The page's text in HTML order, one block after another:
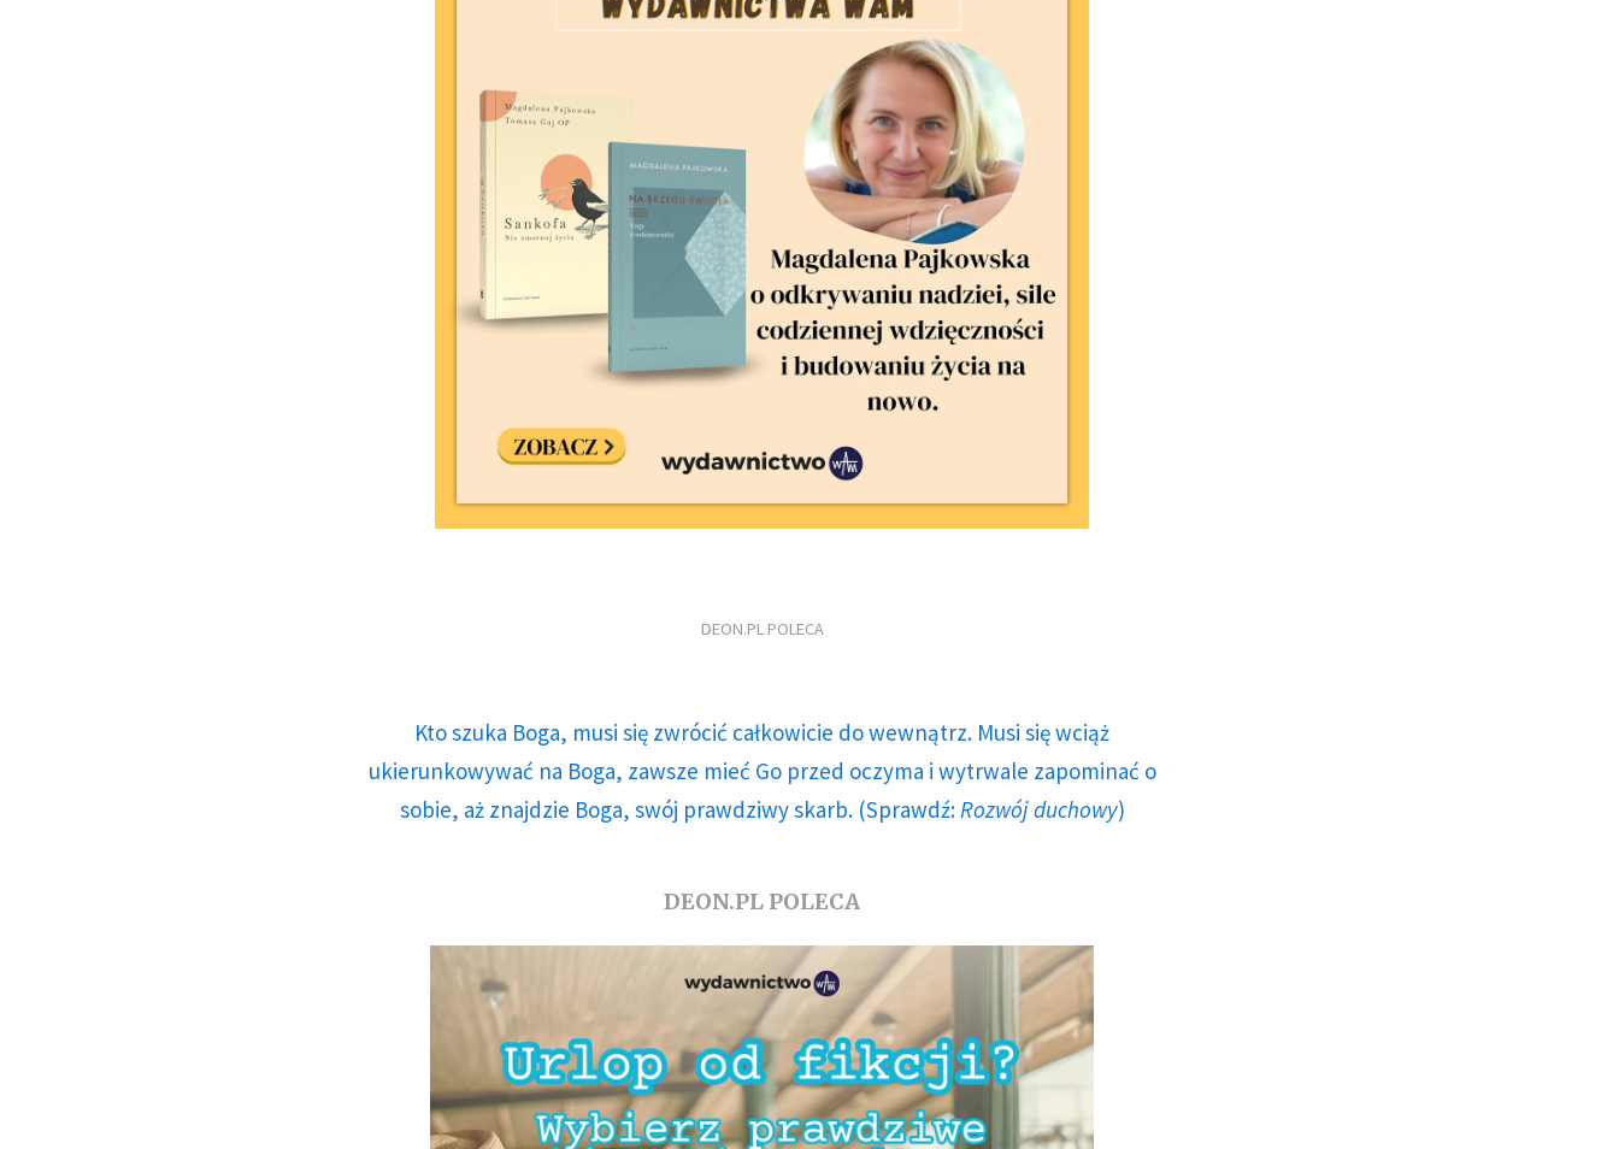
DEON.PL POLECA
Kto szuka Boga, musi się zwrócić całkowicie do wewnątrz. Musi się wciąż
ukierunkowywać na Boga, zawsze mieć Go przed oczyma i wytrwale zapominać o
sobie, aż znajdzie Boga, swój prawdziwy skarb. (Sprawdź: Rozwój duchowy)
DEON.PL POLECA